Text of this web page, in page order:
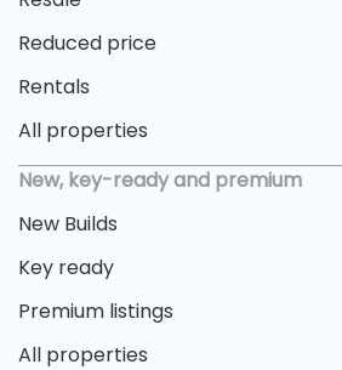
Reduced price
Rentals
All properties
New, key-ready and premium
New Builds
Key ready
Premium listings
All properties